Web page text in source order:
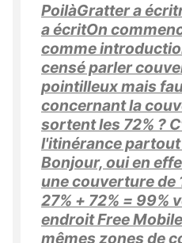
PoilàGratter a
a écritOn
comme
censé parler
pointilleux mais
concernant la
sortent les 72% ?
l'itinérance partout
Bonjour, oui en
une couverture de
27% + 72% = 99%
endroit Free
mêmes zones de